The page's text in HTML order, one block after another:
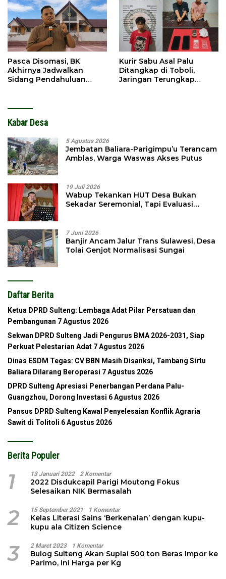
Pasca Disomasi, BK
Akhirnya Jadwalkan
Sidang Pendahuluan
Kurir Sabu Asal Palu
Ditangkap di Toboli,
Jaringan Terungkap
Kabar Desa
5 Agustus 2026
Jembatan Baliara-Parigimpu’u Terancam
Amblas, Warga Waswas Akses Putus
19 Juli 2026
Wabup Tekankan HUT Desa Bukan
Sekadar Seremonial, Tapi Evaluasi
7 Juni 2026
Banjir Ancam Jalur Trans Sulawesi, Desa
Tolai Genjot Normalisasi Sungai
Daftar Berita
Ketua DPRD Sulteng: Lembaga Adat Pilar Persatuan dan
Pembangunan 7 Agustus 2026
Sekwan DPRD Sulteng Jadi Pengurus BMA 2026-2031, Siap
Perkuat Pelestarian Adat 7 Agustus 2026
Dinas ESDM Tegas: CV BBN Masih Disanksi, Tambang Sirtu
Baliara Dilarang Beroperasi 7 Agustus 2026
DPRD Sulteng Apresiasi Penerbangan Perdana Palu-
Guangzhou, Dorong Investasi 6 Agustus 2026
Pansus DPRD Sulteng Kawal Penyelesaian Konflik Agraria
Sawit di Tolitoli 6 Agustus 2026
Berita Populer
1 13 Januari 2022 2 Komentar
2022 Disdukcapil Parigi Moutong Fokus
Selesaikan NIK Bermasalah
2 15 September 2021 1 Komentar
Kelas Literasi Sains ‘Berkenalan’ dengan kupu-
kupu ala Citizen Science
3 2 Maret 2023 1 Komentar
Bulog Sulteng Akan Suplai 500 ton Beras Impor ke
Parimo, Ini Harga per Kg